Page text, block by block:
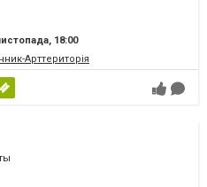
18:00
Арттериторія